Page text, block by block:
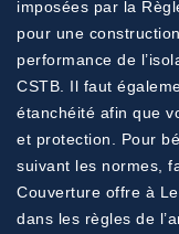
imposées par la
pour une
performance de
CSTB. Il faut
étanchéité afin que
et protection. Pour
suivant les normes,
Couverture offre à
dans les règles de